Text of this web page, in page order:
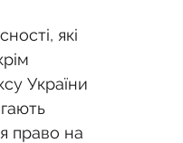
які
України
право на